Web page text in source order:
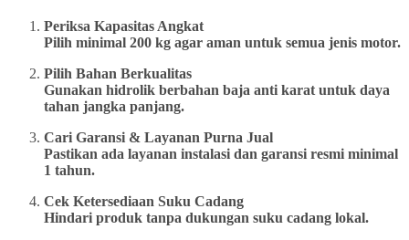
Periksa Kapasitas Angkat
Pilih minimal 200 kg agar aman untuk semua jenis motor.
Pilih Bahan Berkualitas
Gunakan hidrolik berbahan baja anti karat untuk daya
tahan jangka panjang.
Cari Garansi & Layanan Purna Jual
Pastikan ada layanan instalasi dan garansi resmi minimal
1 tahun.
Cek Ketersediaan Suku Cadang
Hindari produk tanpa dukungan suku cadang lokal.